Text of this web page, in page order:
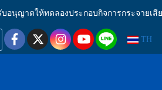
อนุญาตให้ทดลองประกอบกิจการกระจายเ
TH